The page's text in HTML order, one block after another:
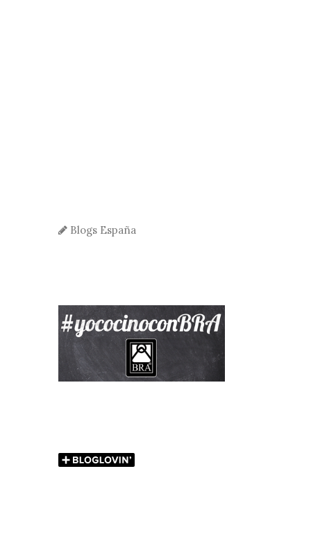
Blogs España